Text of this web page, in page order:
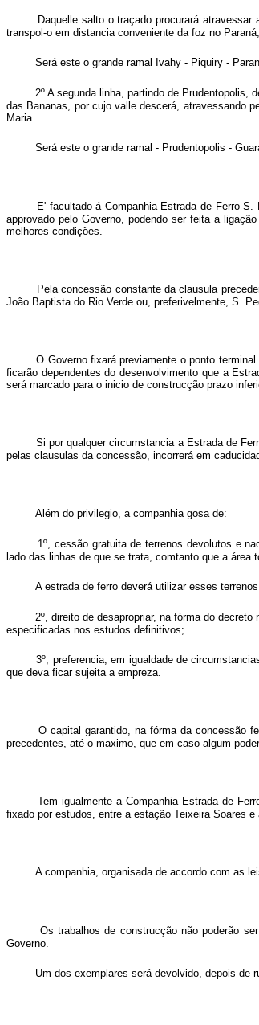
Daquelle salto o traçado procurará
transpol-o em distancia conveniente da foz no
Será este o grande ramal Ivahy - Piquiry -
2º A segunda linha, partindo de
das Bananas, por cujo valle descerá, atravessando
Maria.
Será este o grande ramal - Prudentopolis -
E' facultado á Companhia Estrada de Ferro
approvado pelo Governo, podendo ser feita a
melhores condições.
Pela concessão constante da clausula
João Baptista do Rio Verde ou, preferivelmente, S.
O Governo fixará previamente o ponto
ficarão dependentes do desenvolvimento que a
será marcado para o inicio de construcção prazo
Si por qualquer circumstancia a Estrada de
pelas clausulas da concessão, incorrerá em
Além do privilegio, a companhia gosa de:
1º, cessão gratuita de terrenos devolutos e
lado das linhas de que se trata, comtanto que a
A estrada de ferro deverá utilizar esses
2º, direito de desapropriar, na fórma do
especificadas nos estudos definitivos;
3º, preferencia, em igualdade de
que deva ficar sujeita a empreza.
O capital garantido, na fórma da concessão
precedentes, até o maximo, que em caso algum
Tem igualmente a Companhia Estrada de
fixado por estudos, entre a estação Teixeira Soares
A companhia, organisada de accordo com as
Os trabalhos de construcção não poderão
Governo.
Um dos exemplares será devolvido, depois de